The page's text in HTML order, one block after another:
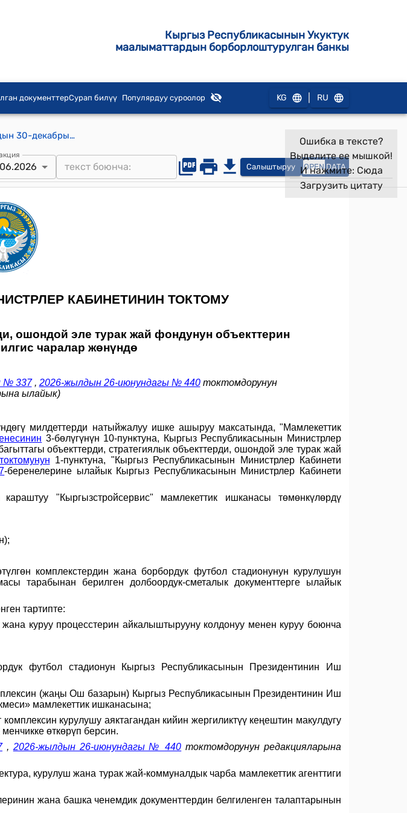
Кыргыз Республикасынын Укуктук
маалыматтардын борборлоштурулган банкы
документтерСурап билүү Популярдуу суроолор KG RU
Кыргыз Республикасынын Министрлер Кабинетинин 2024-жылдын 30-декабрындагы № 811 "Социалдык-экономикалык багыттагы объекттерди, ошондой эле турак жай фондунун объекттерин куруу боюнча кечиктирилгис чаралар жөнүндө" токтому
Салыштыруу OPEN DATA
Ошибка в тексте?
Выделите ее мышкой!
И нажмите: Сюда
Загрузить цитату